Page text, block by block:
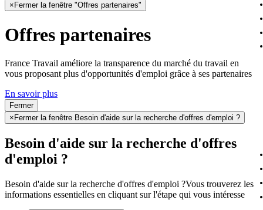
× Fermer la fenêtre "Offres partenaires"
Offres partenaires
France Travail améliore la transparence du marché du travail en
vous proposant plus d'opportunités d'emploi grâce à ses partenaires
En savoir plus
Fermer
× Fermer la fenêtre Besoin d'aide sur la recherche d'offres d'emploi ?
Besoin d'aide sur la recherche d'offres
d'emploi ?
Besoin d'aide sur la recherche d'offres d'emploi ?Vous trouverez les
informations essentielles en cliquant sur l'étape qui vous intéresse